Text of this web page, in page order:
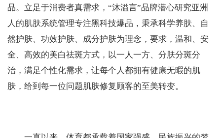
品。立足于消费者真需求，“沐溢言”品牌潜心研究亚洲
人的肌肤系统管理专注黑科技爆品，秉承科学养肤、自
然护肤、功效护肤、成分护肤为理念，要求，温和、安
全、高效的美白祛斑方式，以一人一方、分肤分斑分
治，满足个性化需求，让每个人都拥有健康无暇的肌
肤，给到每一位问题肌肤修复顾客的至美转变。